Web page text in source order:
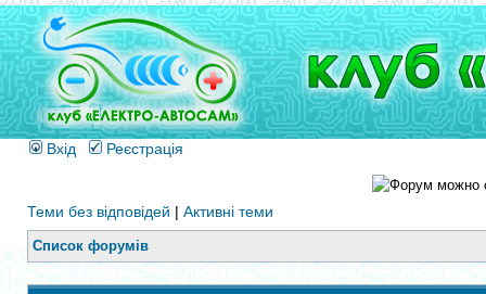
Вхід Реєстрація
Теми без відповідей | Активні теми
Список форумів